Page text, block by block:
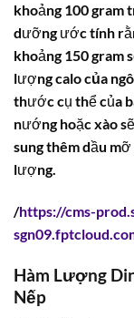
khoảng 100 gram
dưỡng ước tính
khoảng 150 gram
lượngcalo của
thước cụ thể của
nướng hoặc xào
sung thêm dầu
lượng.
/https://cms-
Hàm Lượng
Nếp